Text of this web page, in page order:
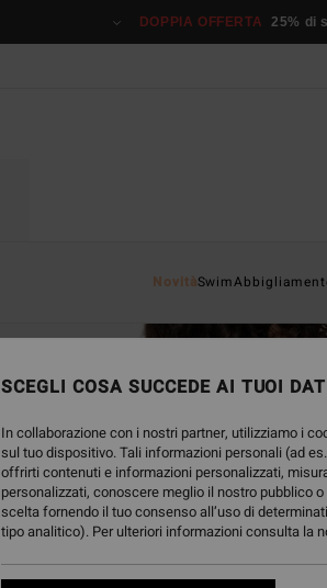
DOPPIA OFFERTA 25% di
NovitàSwim
SCEGLI COSA SUCCEDE AI TUOI
In collaborazione con i nostri partner, utilizziamo i
sul tuo dispositivo. Tali informazioni personali (ad
offrirti contenuti e informazioni personalizzati,
personalizzati, conoscere meglio il nostro pubblico
scelta fornendo il tuo consenso all’uso di
tipo analitico). Per ulteriori informazioni consulta la